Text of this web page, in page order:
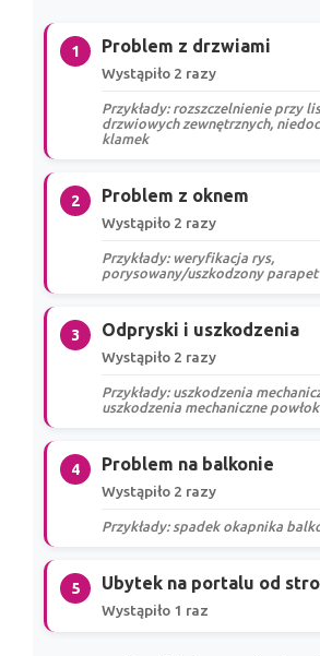
1 Problem z drzwiami
Wystąpiło 2 razy
Przykłady: rozszczelnienie przy
drzwiowych zewnętrznych,
klamek
2 Problem z oknem
Wystąpiło 2 razy
Przykłady: weryfikacja rys,
porysowany/uszkodzony parapet
3 Odpryski i uszkodzenia
Wystąpiło 2 razy
Przykłady: uszkodzenia
uszkodzenia mechaniczne
4 Problem na balkonie
Wystąpiło 2 razy
Przykłady: spadek okapnika
5 Ubytek na portalu od
Wystąpiło 1 raz